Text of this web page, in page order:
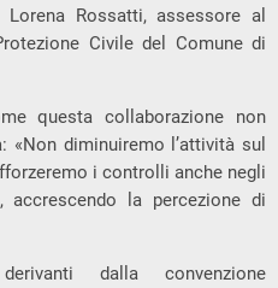
Rossatti, assessore al
Civile del Comune di
questa collaborazione non
«Non diminuiremo l’attività sul
i controlli anche negli
la percezione di
dalla convenzione